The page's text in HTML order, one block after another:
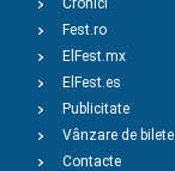
Cronici
Fest.ro
ElFest.mx
ElFest.es
Publicitate
Vânzare de bilete
Contacte